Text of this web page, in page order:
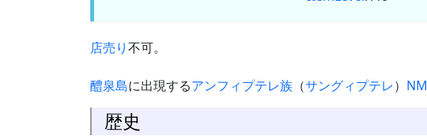
店売り不可。
醴泉島に出現するアンフィプテレ族 （サングィプテレ） NM
歴史